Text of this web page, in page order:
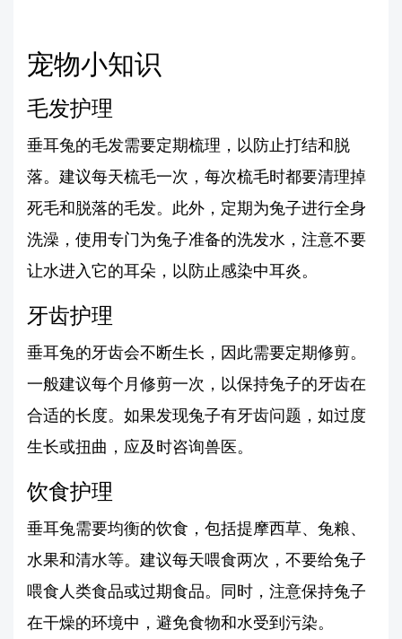
宠物小知识
毛发护理
垂耳兔的毛发需要定期梳理，以防止打结和脱
落。建议每天梳毛一次，每次梳毛时都要清理掉
死毛和脱落的毛发。此外，定期为兔子进行全身
洗澡，使用专门为兔子准备的洗发水，注意不要
让水进入它的耳朵，以防止感染中耳炎。
牙齿护理
垂耳兔的牙齿会不断生长，因此需要定期修剪。
一般建议每个月修剪一次，以保持兔子的牙齿在
合适的长度。如果发现兔子有牙齿问题，如过度
生长或扭曲，应及时咨询兽医。
饮食护理
垂耳兔需要均衡的饮食，包括提摩西草、兔粮、
水果和清水等。建议每天喂食两次，不要给兔子
喂食人类食品或过期食品。同时，注意保持兔子
在干燥的环境中，避免食物和水受到污染。